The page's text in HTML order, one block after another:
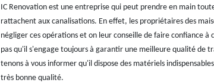
IC Renovation est une entreprise qui peut prendre en main
rattachent aux canalisations. En effet, les propriétaires des
négliger ces opérations et on leur conseille de faire confiance à
pas qu'il s'engage toujours à garantir une meilleure qualité de
tenons à vous informer qu'il dispose des matériels
très bonne qualité.